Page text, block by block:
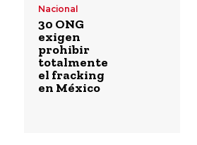
Nacional
30 ONG
exigen
prohibir
totalmente
el fracking
en México